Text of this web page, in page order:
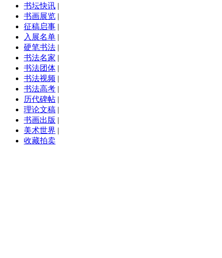
书坛快讯 |
书画展览 |
征稿启事 |
入展名单 |
硬笔书法 |
书法名家 |
书法团体 |
书法视频 |
书法高考 |
历代碑帖 |
理论文稿 |
书画出版 |
美术世界 |
收藏拍卖